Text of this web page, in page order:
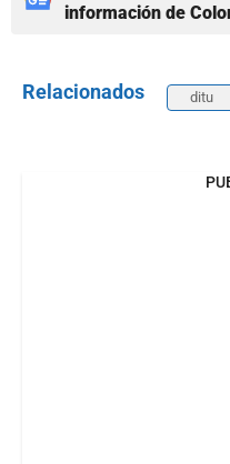
información de
Relacionados ditu